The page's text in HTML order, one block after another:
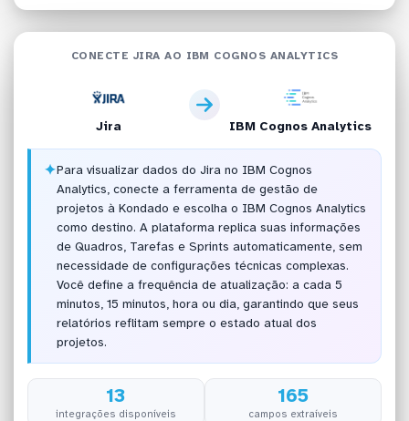
CONECTE JIRA AO IBM COGNOS ANALYTICS
Jira IBM Cognos Analytics
✦Para visualizar dados do Jira no IBM Cognos
Analytics, conecte a ferramenta de gestão de
projetos à Kondado e escolha o IBM Cognos Analytics
como destino. A plataforma replica suas informações
de Quadros, Tarefas e Sprints automaticamente, sem
necessidade de configurações técnicas complexas.
Você define a frequência de atualização: a cada 5
minutos, 15 minutos, hora ou dia, garantindo que seus
relatórios reflitam sempre o estado atual dos
projetos.
13
integrações disponíveis
165
campos extraíveis